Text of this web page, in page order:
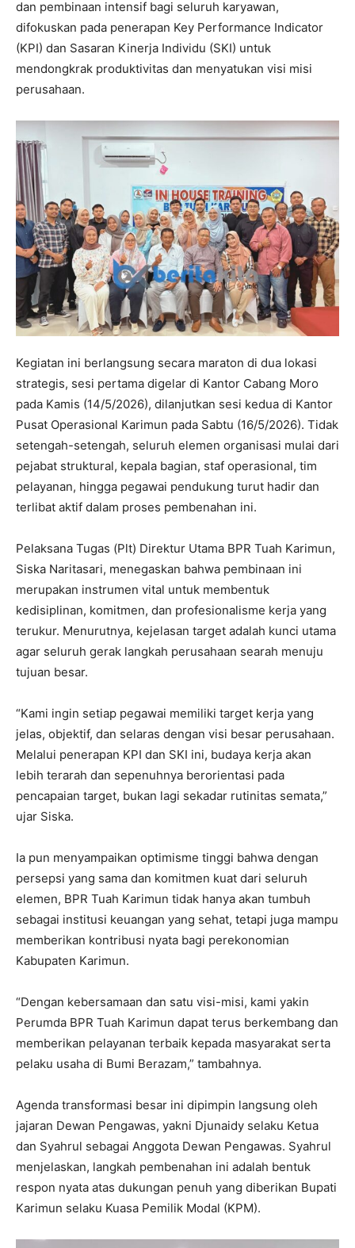
dan pembinaan intensif bagi seluruh karyawan,
difokuskan pada penerapan Key Performance Indicator
(KPI) dan Sasaran Kinerja Individu (SKI) untuk
mendongkrak produktivitas dan menyatukan visi misi
perusahaan.
Kegiatan ini berlangsung secara maraton di dua lokasi
strategis, sesi pertama digelar di Kantor Cabang Moro
pada Kamis (14/5/2026), dilanjutkan sesi kedua di Kantor
Pusat Operasional Karimun pada Sabtu (16/5/2026). Tidak
setengah-setengah, seluruh elemen organisasi mulai dari
pejabat struktural, kepala bagian, staf operasional, tim
pelayanan, hingga pegawai pendukung turut hadir dan
terlibat aktif dalam proses pembenahan ini.
Pelaksana Tugas (Plt) Direktur Utama BPR Tuah Karimun,
Siska Naritasari, menegaskan bahwa pembinaan ini
merupakan instrumen vital untuk membentuk
kedisiplinan, komitmen, dan profesionalisme kerja yang
terukur. Menurutnya, kejelasan target adalah kunci utama
agar seluruh gerak langkah perusahaan searah menuju
tujuan besar.
“Kami ingin setiap pegawai memiliki target kerja yang
jelas, objektif, dan selaras dengan visi besar perusahaan.
Melalui penerapan KPI dan SKI ini, budaya kerja akan
lebih terarah dan sepenuhnya berorientasi pada
pencapaian target, bukan lagi sekadar rutinitas semata,”
ujar Siska.
Ia pun menyampaikan optimisme tinggi bahwa dengan
persepsi yang sama dan komitmen kuat dari seluruh
elemen, BPR Tuah Karimun tidak hanya akan tumbuh
sebagai institusi keuangan yang sehat, tetapi juga mampu
memberikan kontribusi nyata bagi perekonomian
Kabupaten Karimun.
“Dengan kebersamaan dan satu visi-misi, kami yakin
Perumda BPR Tuah Karimun dapat terus berkembang dan
memberikan pelayanan terbaik kepada masyarakat serta
pelaku usaha di Bumi Berazam,” tambahnya.
Agenda transformasi besar ini dipimpin langsung oleh
jajaran Dewan Pengawas, yakni Djunaidy selaku Ketua
dan Syahrul sebagai Anggota Dewan Pengawas. Syahrul
menjelaskan, langkah pembenahan ini adalah bentuk
respon nyata atas dukungan penuh yang diberikan Bupati
Karimun selaku Kuasa Pemilik Modal (KPM).